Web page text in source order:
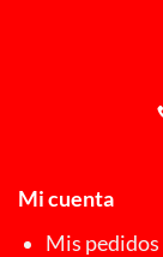
Mi cuenta
Mis pedidos